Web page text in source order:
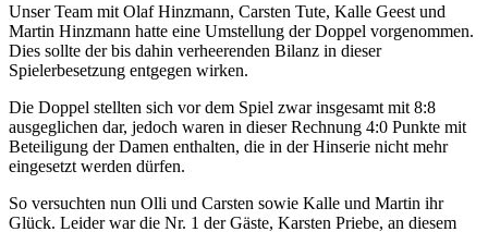
Unser Team mit Olaf Hinzmann, Carsten Tute, Kalle Geest und
Martin Hinzmann hatte eine Umstellung der Doppel vorgenommen.
Dies sollte der bis dahin verheerenden Bilanz in dieser
Spielerbesetzung entgegen wirken.
Die Doppel stellten sich vor dem Spiel zwar insgesamt mit 8:8
ausgeglichen dar, jedoch waren in dieser Rechnung 4:0 Punkte mit
Beteiligung der Damen enthalten, die in der Hinserie nicht mehr
eingesetzt werden dürfen.
So versuchten nun Olli und Carsten sowie Kalle und Martin ihr
Glück. Leider war die Nr. 1 der Gäste, Karsten Priebe, an diesem